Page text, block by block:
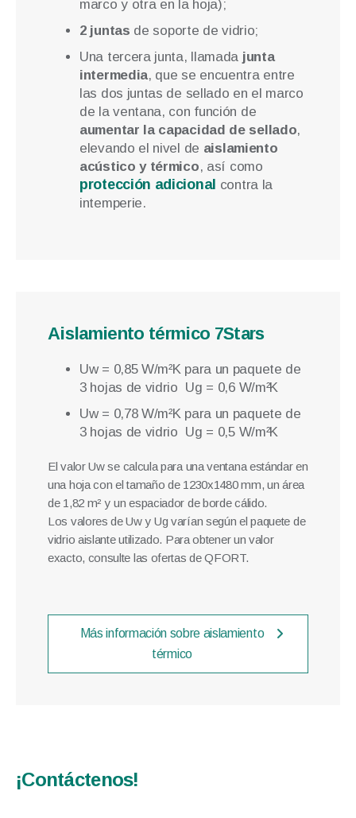
marco y otra en la hoja);
2 juntas de soporte de vidrio;
Una tercera junta, llamada junta
intermedia, que se encuentra entre
las dos juntas de sellado en el marco
de la ventana, con función de
aumentar la capacidad de sellado,
elevando el nivel de aislamiento
acústico y térmico, así como
protección adicional contra la
intemperie.
Aislamiento térmico 7Stars
Uw = 0,85 W/m²K para un paquete de
3 hojas de vidrio Ug = 0,6 W/m²K
Uw = 0,78 W/m²K para un paquete de
3 hojas de vidrio Ug = 0,5 W/m²K
El valor Uw se calcula para una ventana estándar en
una hoja con el tamaño de 1230x1480 mm, un área
de 1,82 m² y un espaciador de borde cálido.
Los valores de Uw y Ug varían según el paquete de
vidrio aislante utilizado. Para obtener un valor
exacto, consulte las ofertas de QFORT.
Más información sobre aislamiento
térmico
¡Contáctenos!